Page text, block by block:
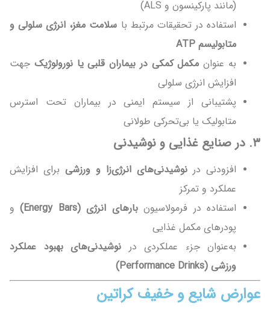
(مانند پارکینسون و ALS)
استفاده در تحقیقات مرتبط با سلامت مغز، انرژی سلولی و
متابولیسم
به عنوان مکمل کمکی در بیماران قلبی یا نورولوژیک جهت
افزایش انرژی سلولی
پشتیبانی از سیستم ایمنی در بیماران تحت استرس
متابولیک یا بی‌تحرکی طولانی
۳. در صنایع غذایی و نوشیدنی
افزودنی در نوشیدنی‌های انرژی‌زا و ورزشی برای افزایش
عملکرد و تمرکز
استفاده در فرمولاسیونبارهای انرژی(Energy Bars)
و
پودرهای مکمل غذایی
به‌عنوان جزء عملکردی در نوشیدنی‌های بهبود عملکرد
ورزشی (Performance Drinks)
عوارض شایع و خفیف کراتین